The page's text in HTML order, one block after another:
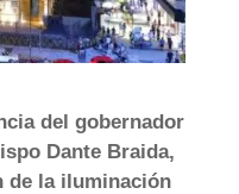
del gobernador
Dante Braida,
de la iluminación